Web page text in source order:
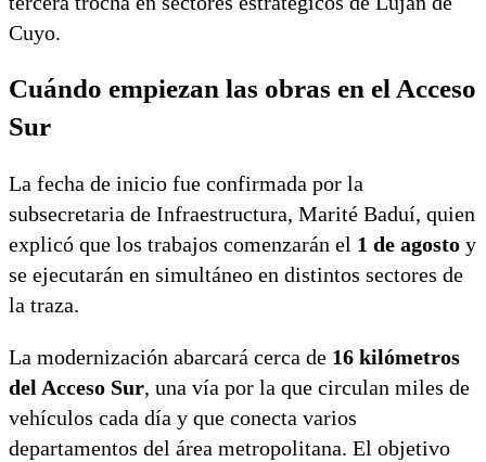
Cuyo.
Cuándo empiezan las obras en el Acceso
Sur
La fecha de inicio fue confirmada por la
subsecretaria de Infraestructura, Marité Baduí, quien
explicó que los trabajos comenzarán el 1 de agosto y
se ejecutarán en simultáneo en distintos sectores de
la traza.
La modernización abarcará cerca de 16 kilómetros
del Acceso Sur, una vía por la que circulan miles de
vehículos cada día y que conecta varios
departamentos del área metropolitana. El objetivo